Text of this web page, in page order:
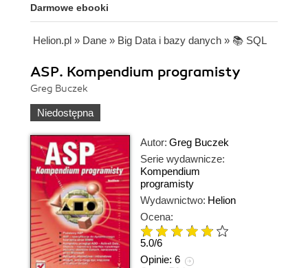
Darmowe ebooki
Helion.pl » Dane » Big Data i bazy danych » 📚 SQL
ASP. Kompendium programisty
Greg Buczek
Niedostępna
Autor: Greg Buczek
Serie wydawnicze:
Kompendium
programisty
Wydawnictwo: Helion
Ocena:
5.0/6
Opinie: 6